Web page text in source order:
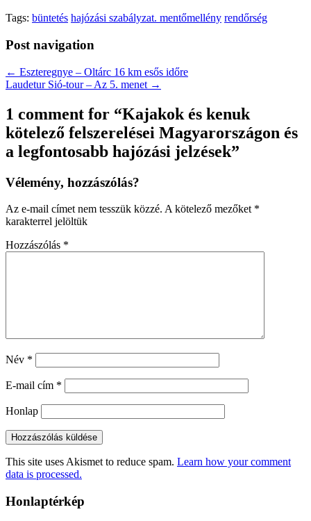
Tags: büntetés hajózási szabályzat. mentőmellény rendőrség
Post navigation
← Eszteregnye – Oltárc 16 km esős időre
Laudetur Sió-tour – Az 5. menet →
1 comment for “Kajakok és kenuk
kötelező felszerelései Magyarországon és
a legfontosabb hajózási jelzések”
Vélemény, hozzászólás?
Az e-mail címet nem tesszük közzé. A kötelező mezőket *
karakterrel jelöltük
Hozzászólás *
Név *
E-mail cím *
Honlap
This site uses Akismet to reduce spam. Learn how your comment
data is processed.
Honlaptérkép